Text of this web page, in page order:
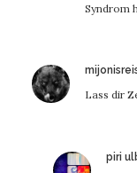
Syndrom
Lass dir
piri